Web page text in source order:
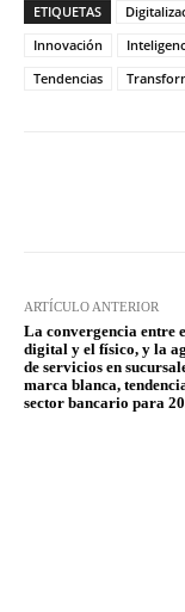
ETIQUETAS
Innovación
Tendencias
ARTÍCULO ANTERIOR
La convergencia entre
digital y el físico, y la
de servicios en
marca blanca,
sector bancario para